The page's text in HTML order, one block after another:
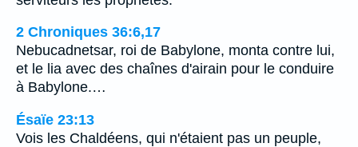
2 Chroniques 36:6,17
Nebucadnetsar, roi de Babylone, monta contre lui,
et le lia avec des chaînes d'airain pour le conduire
à Babylone.…
Ésaïe 23:13
Vois les Chaldéens, qui n'étaient pas un peuple,